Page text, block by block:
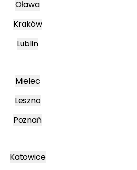
Oława
Kraków
Lublin
Mielec
Leszno
Poznań
Katowice